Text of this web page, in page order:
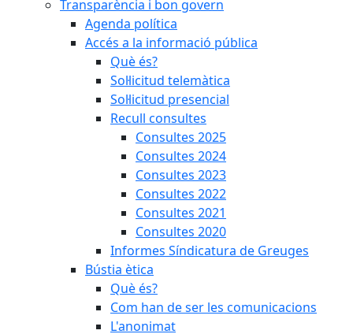
Transparència i bon govern
Agenda política
Accés a la informació pública
Què és?
Sol·licitud telemàtica
Sol·licitud presencial
Recull consultes
Consultes 2025
Consultes 2024
Consultes 2023
Consultes 2022
Consultes 2021
Consultes 2020
Informes Síndicatura de Greuges
Bústia ètica
Què és?
Com han de ser les comunicacions
L'anonimat